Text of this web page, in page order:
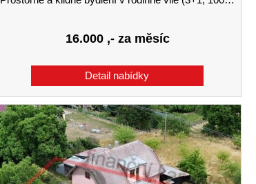
16.000,- za měsíc